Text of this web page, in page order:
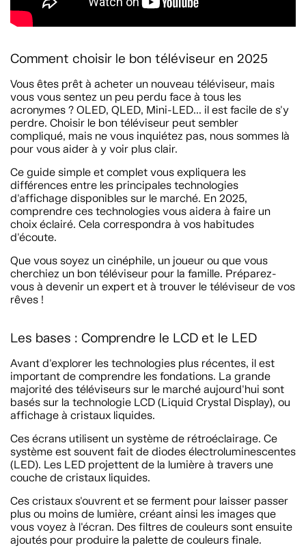
Comment choisir le bon téléviseur en 2025
Vous êtes prêt à acheter un nouveau téléviseur, mais
vous vous sentez un peu perdu face à tous les
acronymes ? OLED, QLED, Mini-LED... il est facile de s'y
perdre. Choisir le bon téléviseur peut sembler
compliqué, mais ne vous inquiétez pas, nous sommes là
pour vous aider à y voir plus clair.
Ce guide simple et complet vous expliquera les
différences entre les principales technologies
d'affichage disponibles sur le marché. En 2025,
comprendre ces technologies vous aidera à faire un
choix éclairé. Cela correspondra à vos habitudes
d'écoute.
Que vous soyez un cinéphile, un joueur ou que vous
cherchiez un bon téléviseur pour la famille. Préparez-
vous à devenir un expert et à trouver le téléviseur de vos
rêves !
Les bases : Comprendre le LCD et le LED
Avant d'explorer les technologies plus récentes, il est
important de comprendre les fondations. La grande
majorité des téléviseurs sur le marché aujourd'hui sont
basés sur la technologie LCD (Liquid Crystal Display), ou
affichage à cristaux liquides.
Ces écrans utilisent un système de rétroéclairage. Ce
système est souvent fait de diodes électroluminescentes
(LED). Les LED projettent de la lumière à travers une
couche de cristaux liquides.
Ces cristaux s'ouvrent et se ferment pour laisser passer
plus ou moins de lumière, créant ainsi les images que
vous voyez à l'écran. Des filtres de couleurs sont ensuite
ajoutés pour produire la palette de couleurs finale.